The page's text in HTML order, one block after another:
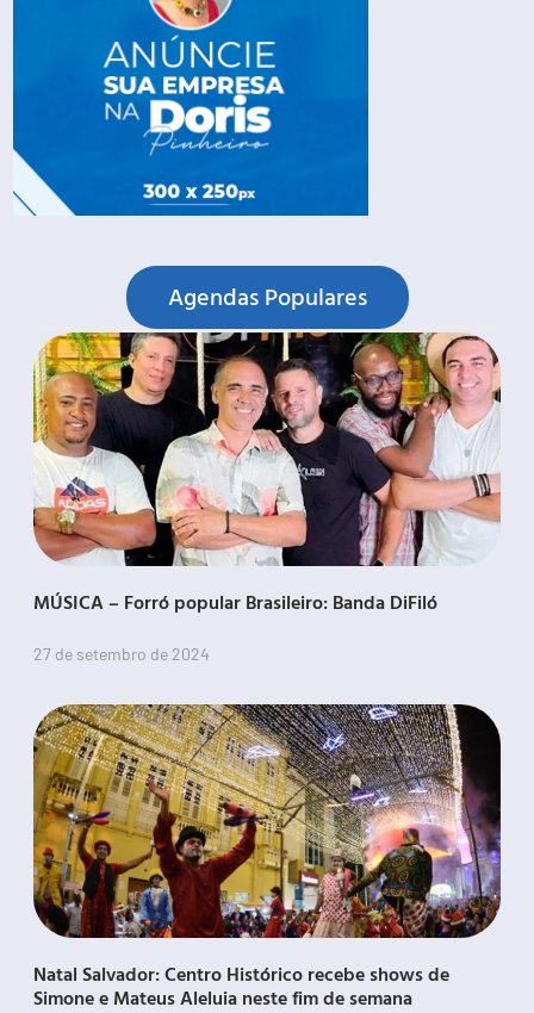
Agendas Populares
MÚSICA – Forró popular Brasileiro: Banda DiFiló
27 de setembro de 2024
Natal Salvador: Centro Histórico recebe shows de
Simone e Mateus Aleluia neste fim de semana